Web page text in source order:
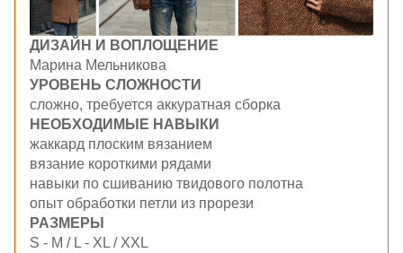
ДИЗАЙН И ВОПЛОЩЕНИЕ
Марина Мельникова
УРОВЕНЬ СЛОЖНОСТИ
сложно, требуется аккуратная сборка
НЕОБХОДИМЫЕ НАВЫКИ
жаккард плоским вязанием
вязание короткими рядами
навыки по сшиванию твидового полотна
опыт обработки петли из прорези
РАЗМЕРЫ
S - M / L - XL / XXL